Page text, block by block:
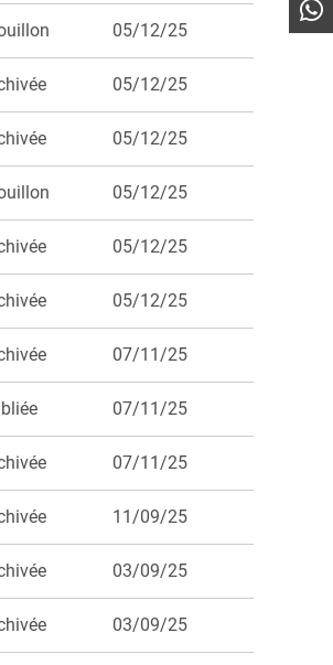
05/12/25
05/12/25
05/12/25
05/12/25
05/12/25
05/12/25
07/11/25
07/11/25
07/11/25
11/09/25
03/09/25
03/09/25